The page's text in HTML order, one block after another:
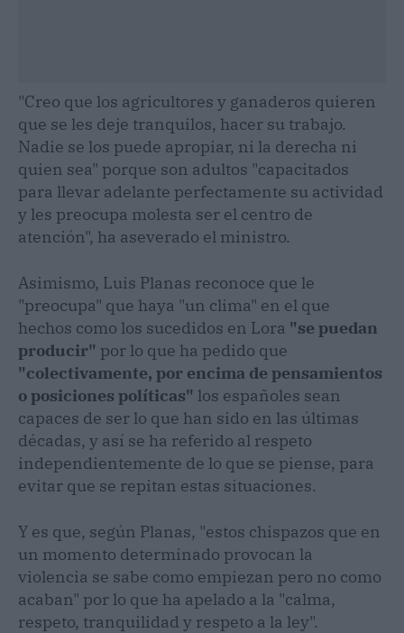
"Creo que los agricultores y ganaderos quieren
que se les deje tranquilos, hacer su trabajo.
Nadie se los puede apropiar, ni la derecha ni
quien sea" porque son adultos "capacitados
para llevar adelante perfectamente su actividad
y les preocupa molesta ser el centro de
atención", ha aseverado el ministro.
Asimismo, Luis Planas reconoce que le
"preocupa" que haya "un clima" en el que
hechos como los sucedidos en Lora "se puedan
producir" por lo que ha pedido que
"colectivamente, por encima de pensamientos
o posiciones políticas" los españoles sean
capaces de ser lo que han sido en las últimas
décadas, y así se ha referido al respeto
independientemente de lo que se piense, para
evitar que se repitan estas situaciones.
Y es que, según Planas, "estos chispazos que en
un momento determinado provocan la
violencia se sabe como empiezan pero no como
acaban" por lo que ha apelado a la "calma,
respeto, tranquilidad y respeto a la ley".